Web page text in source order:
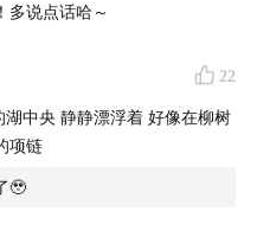
多说点话哈～
22
中央 静静漂浮着 好像在柳树
项链
🥹